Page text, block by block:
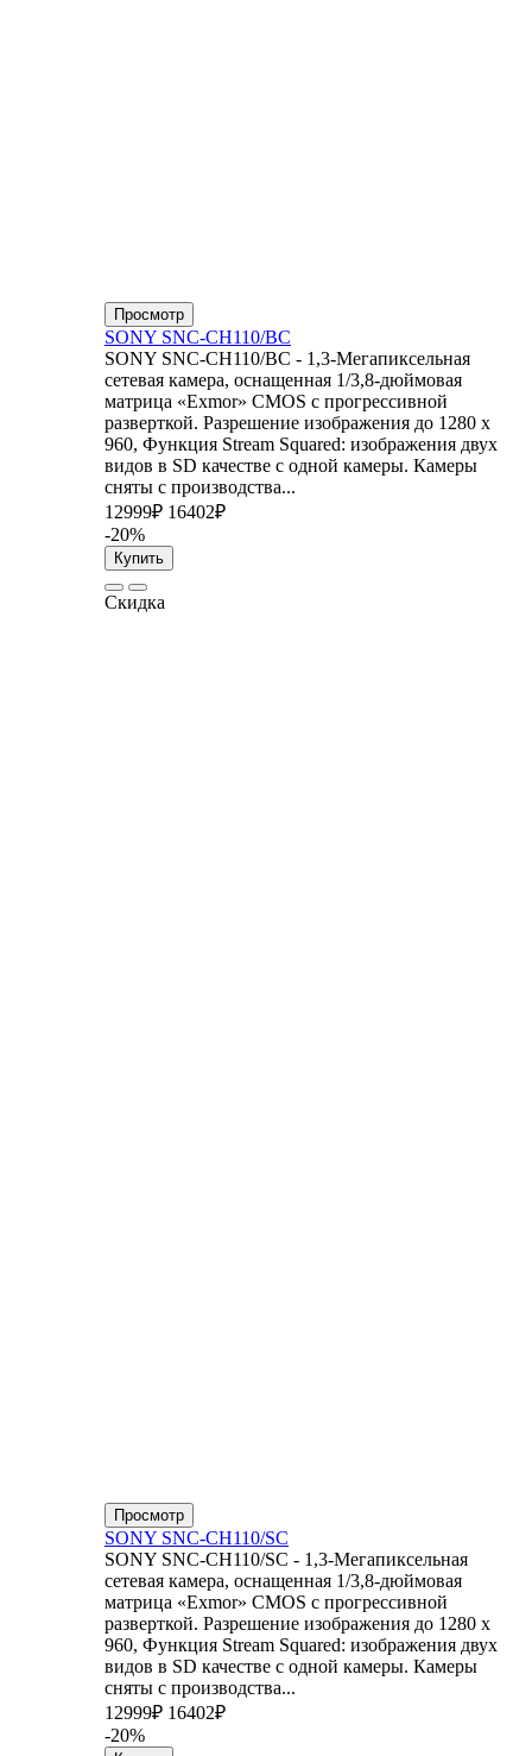
Просмотр
SONY SNC-CH110/BC
SONY SNC-CH110/BC - 1,3-Мегапиксельная
сетевая камера, оснащенная 1/3,8-дюймовая
матрица «Exmor» CMOS с прогрессивной
разверткой. Разрешение изображения до 1280 x
960, Функция Stream Squared: изображения двух
видов в SD качестве с одной камеры. Камеры
сняты с производства...
12999₽ 16402₽
-20%
Купить
Скидка
Просмотр
SONY SNC-CH110/SC
SONY SNC-CH110/SC - 1,3-Мегапиксельная
сетевая камера, оснащенная 1/3,8-дюймовая
матрица «Exmor» CMOS с прогрессивной
разверткой. Разрешение изображения до 1280 x
960, Функция Stream Squared: изображения двух
видов в SD качестве с одной камеры. Камеры
сняты с производства...
12999₽ 16402₽
-20%